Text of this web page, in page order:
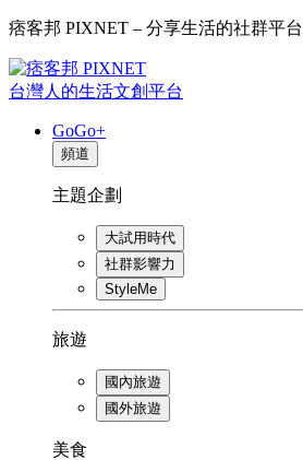
痞客邦 PIXNET – 分享生活的社群平台
台灣人的生活文創平台
GoGo+
頻道
主題企劃
大試用時代
社群影響力
StyleMe
旅遊
國內旅遊
國外旅遊
美食